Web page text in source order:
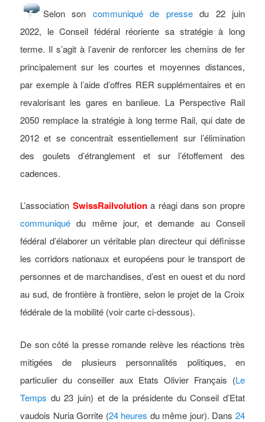
Selon son communiqué de pressedu 22 juin
2022, le Conseil fédéral réoriente sa stratégie à long
terme. Il s’agit à l’avenir de renforcer les chemins de fer
principalement sur les courtes et moyennes distances,
par exemple à l’aide d’offres RER supplémentaires et en
revalorisant les gares en banlieue. La Perspective Rail
2050 remplace la stratégie à long terme Rail, qui date de
2012 et se concentrait essentiellement sur l’élimination
des goulets d’étranglement et sur l’étoffement des
cadences.
L’association SwissRailvolutiona réagi dans son propre
communiqué du même jour, et demande au Conseil
fédéral d’élaborer un véritable plan directeur qui définisse
les corridors nationaux et européens pour le transport de
personnes et de marchandises, d’est en ouest et du nord
au sud, de frontière à frontière, selon le projet de la Croix
fédérale de la mobilité (voir carte ci-dessous).
De son côté la presse romande relève les réactions très
mitigées de plusieurs personnalités politiques, en
particulier du conseiller aux Etats Olivier Français (Le
Temps du 23 juin) et de la présidente du Conseil d’Etat
vaudois Nuria Gorrite (24 heures du même jour). Dans 24